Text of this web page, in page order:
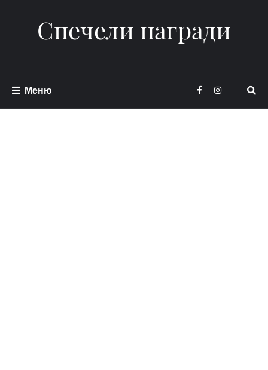
Спечели награди
Меню